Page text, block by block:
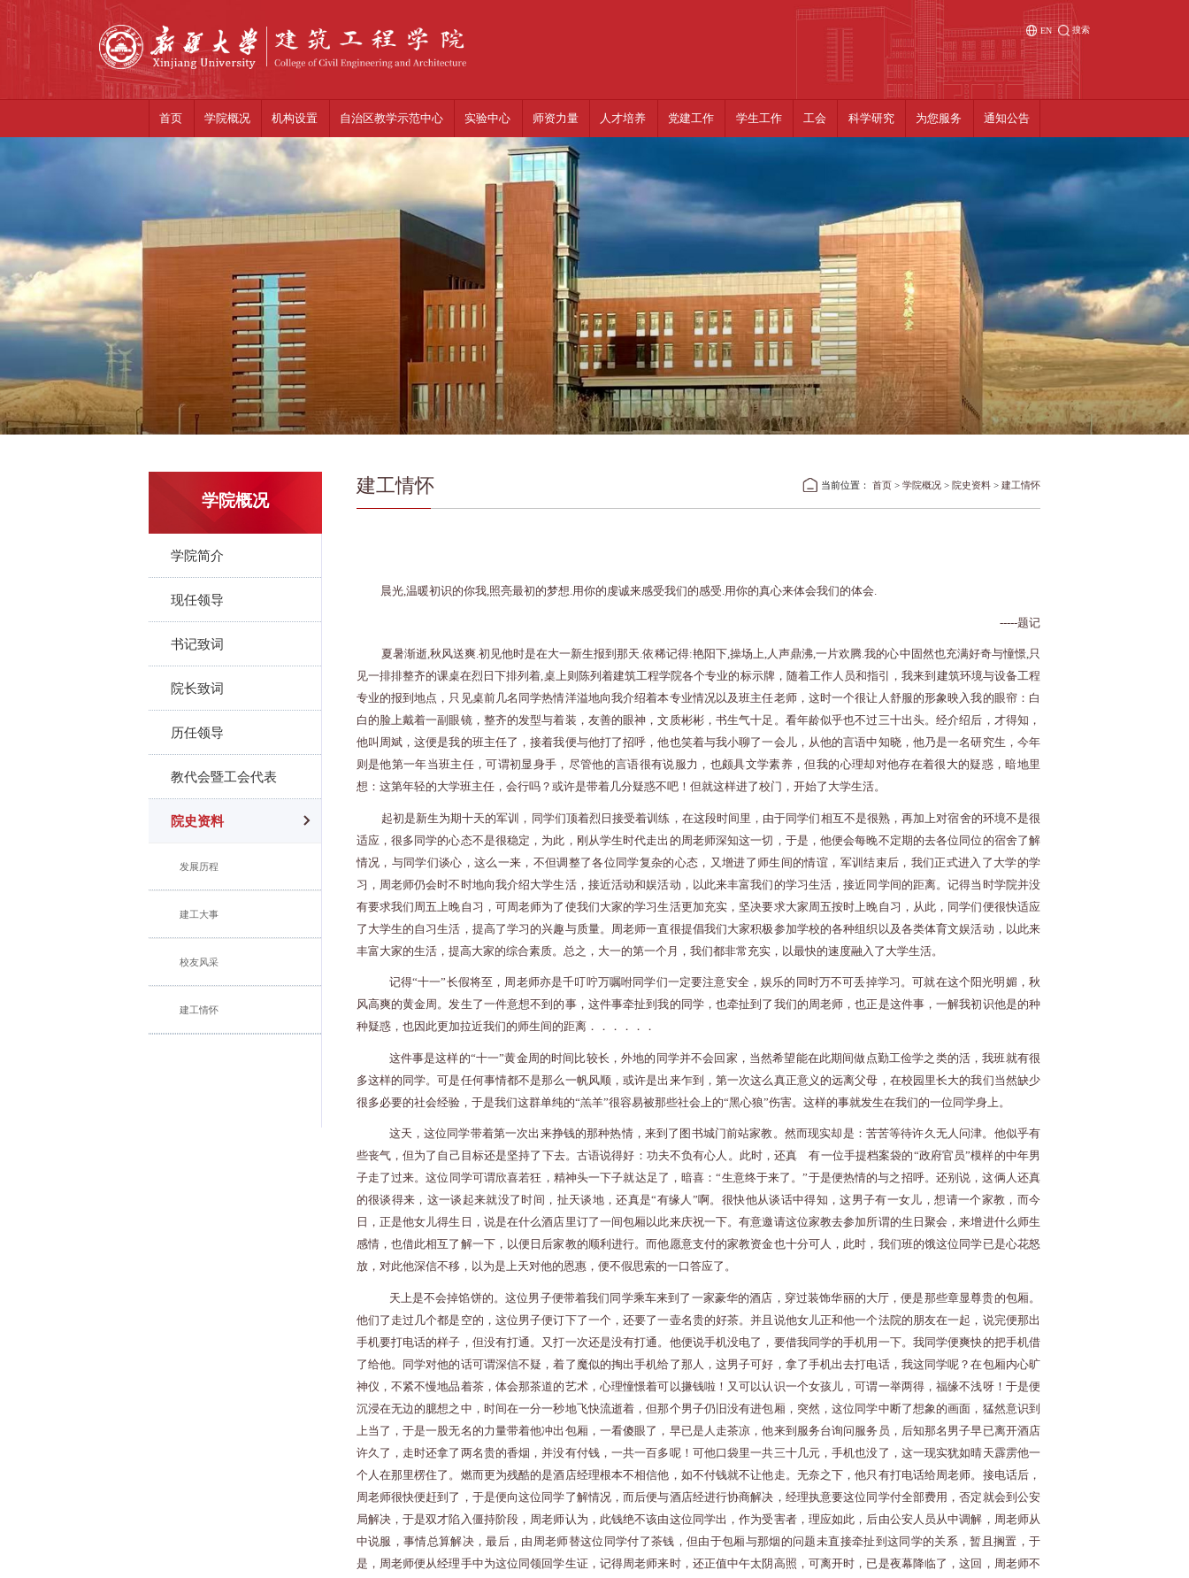
EN 搜索
首页 学院概况 机构设置 自治区教学示范中心 实验中心 师资力量 人才培养 党建工作 学生工作 工会 科学研究 为您服务 通知公告
学院概况
学院简介
现任领导
书记致词
院长致词
历任领导
教代会暨工会代表
院史资料
发展历程
建工大事
校友风采
建工情怀
建工情怀 当前位置： 首页 > 学院概况 > 院史资料 > 建工情怀
晨光,温暖初识的你我,照亮最初的梦想.用你的虔诚来感受我们的感受.用你的真心来体会我们的体会.
-----题记
夏暑渐逝,秋风送爽.初见他时是在大一新生报到那天.依稀记得:艳阳下,操场上,人声鼎沸,一片欢腾.我的心中固然也充满好奇与憧憬,只
见一排排整齐的课桌在烈日下排列着,桌上则陈列着建筑工程学院各个专业的标示牌，随着工作人员和指引，我来到建筑环境与设备工程
专业的报到地点，只见桌前几名同学热情洋溢地向我介绍着本专业情况以及班主任老师，这时一个很让人舒服的形象映入我的眼帘：白
白的脸上戴着一副眼镜，整齐的发型与着装，友善的眼神，文质彬彬，书生气十足。看年龄似乎也不过三十出头。经介绍后，才得知，
他叫周斌，这便是我的班主任了，接着我便与他打了招呼，他也笑着与我小聊了一会儿，从他的言语中知晓，他乃是一名研究生，今年
则是他第一年当班主任，可谓初显身手，尽管他的言语很有说服力，也颇具文学素养，但我的心理却对他存在着很大的疑惑，暗地里
想：这第年轻的大学班主任，会行吗？或许是带着几分疑惑不吧！但就这样进了校门，开始了大学生活。
起初是新生为期十天的军训，同学们顶着烈日接受着训练，在这段时间里，由于同学们相互不是很熟，再加上对宿舍的环境不是很
适应，很多同学的心态不是很稳定，为此，刚从学生时代走出的周老师深知这一切，于是，他便会每晚不定期的去各位同位的宿舍了解
情况，与同学们谈心，这么一来，不但调整了各位同学复杂的心态，又增进了师生间的情谊，军训结束后，我们正式进入了大学的学
习，周老师仍会时不时地向我介绍大学生活，接近活动和娱活动，以此来丰富我们的学习生活，接近同学间的距离。记得当时学院并没
有要求我们周五上晚自习，可周老师为了使我们大家的学习生活更加充实，坚决要求大家周五按时上晚自习，从此，同学们便很快适应
了大学生的自习生活，提高了学习的兴趣与质量。周老师一直很提倡我们大家积极参加学校的各种组织以及各类体育文娱活动，以此来
丰富大家的生活，提高大家的综合素质。总之，大一的第一个月，我们都非常充实，以最快的速度融入了大学生活。
记得“十一”长假将至，周老师亦是千叮咛万嘱咐同学们一定要注意安全，娱乐的同时万不可丢掉学习。可就在这个阳光明媚，秋
风高爽的黄金周。发生了一件意想不到的事，这件事牵扯到我的同学，也牵扯到了我们的周老师，也正是这件事，一解我初识他是的种
种疑惑，也因此更加拉近我们的师生间的距离．．．．．．
这件事是这样的“十一”黄金周的时间比较长，外地的同学并不会回家，当然希望能在此期间做点勤工俭学之类的活，我班就有很
多这样的同学。可是任何事情都不是那么一帆风顺，或许是出来乍到，第一次这么真正意义的远离父母，在校园里长大的我们当然缺少
很多必要的社会经验，于是我们这群单纯的“羔羊”很容易被那些社会上的“黑心狼”伤害。这样的事就发生在我们的一位同学身上。
这天，这位同学带着第一次出来挣钱的那种热情，来到了图书城门前站家教。然而现实却是：苦苦等待许久无人问津。他似乎有
些丧气，但为了自己目标还是坚持了下去。古语说得好：功夫不负有心人。此时，还真 有一位手提档案袋的“政府官员”模样的中年男
子走了过来。这位同学可谓欣喜若狂，精神头一下子就达足了，暗喜：“生意终于来了。”于是便热情的与之招呼。还别说，这俩人还真
的很谈得来，这一谈起来就没了时间，扯天谈地，还真是“有缘人”啊。很快他从谈话中得知，这男子有一女儿，想请一个家教，而今
日，正是他女儿得生日，说是在什么酒店里订了一间包厢以此来庆祝一下。有意邀请这位家教去参加所谓的生日聚会，来增进什么师生
感情，也借此相互了解一下，以便日后家教的顺利进行。而他愿意支付的家教资金也十分可人，此时，我们班的饿这位同学已是心花怒
放，对此他深信不移，以为是上天对他的恩惠，便不假思索的一口答应了。
天上是不会掉馅饼的。这位男子便带着我们同学乘车来到了一家豪华的酒店，穿过装饰华丽的大厅，便是那些章显尊贵的包厢。
他们了走过几个都是空的，这位男子便订下了一个，还要了一壶名贵的好茶。并且说他女儿正和他一个法院的朋友在一起，说完便那出
手机要打电话的样子，但没有打通。又打一次还是没有打通。他便说手机没电了，要借我同学的手机用一下。我同学便爽快的把手机借
了给他。同学对他的话可谓深信不疑，着了魔似的掏出手机给了那人，这男子可好，拿了手机出去打电话，我这同学呢？在包厢内心旷
神仪，不紧不慢地品着茶，体会那茶道的艺术，心理憧憬着可以搛钱啦！又可以认识一个女孩儿，可谓一举两得，福缘不浅呀！于是便
沉浸在无边的臆想之中，时间在一分一秒地飞快流逝着，但那个男子仍旧没有进包厢，突然，这位同学中断了想象的画面，猛然意识到
上当了，于是一股无名的力量带着他冲出包厢，一看傻眼了，早已是人走茶凉，他来到服务台询问服务员，后知那名男子早已离开酒店
许久了，走时还拿了两名贵的香烟，并没有付钱，一共一百多呢！可他口袋里一共三十几元，手机也没了，这一现实犹如晴天霹雳他一
个人在那里楞住了。燃而更为残酷的是酒店经理根本不相信他，如不付钱就不让他走。无奈之下，他只有打电话给周老师。接电话后，
周老师很快便赶到了，于是便向这位同学了解情况，而后便与酒店经进行协商解决，经理执意要这位同学付全部费用，否定就会到公安
局解决，于是双才陷入僵持阶段，周老师认为，此钱绝不该由这位同学出，作为受害者，理应如此，后由公安人员从中调解，周老师从
中说服，事情总算解决，最后，由周老师替这位同学付了茶钱，但由于包厢与那烟的问题未直接牵扯到这同学的关系，暂且搁置，于
是，周老师便从经理手中为这位同领回学生证，记得周老师来时，还正值中午太阴高照，可离开时，已是夜幕降临了，这回，周老师不